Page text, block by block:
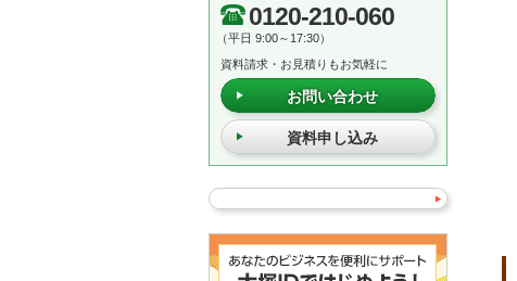
0120-210-060
（平日 9:00～17:30）
資料請求・お見積りもお気軽に
お問い合わせ
資料申し込み